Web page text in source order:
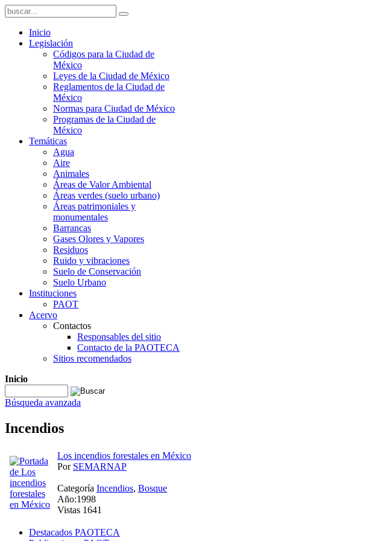
Inicio
Legislación
Códigos para la Ciudad de
México
Leyes de la Ciudad de México
Reglamentos de la Ciudad de
México
Normas para Ciudad de México
Programas de la Ciudad de
México
Temáticas
Agua
Aire
Animales
Áreas de Valor Ambiental
Áreas verdes (suelo urbano)
Áreas patrimoniales y
monumentales
Barrancas
Gases Olores y Vapores
Residuos
Ruido y vibraciones
Suelo de Conservación
Suelo Urbano
Instituciones
PAOT
Acervo
Contactos
Responsables del sitio
Contacto de la PAOTECA
Sitios recomendados
Inicio
Búsqueda avanzada
Incendios
Los incendios forestales en México
Por SEMARNAP
Categoría Incendios, Bosque
Año:1998
Vistas 1641
Destacados PAOTECA